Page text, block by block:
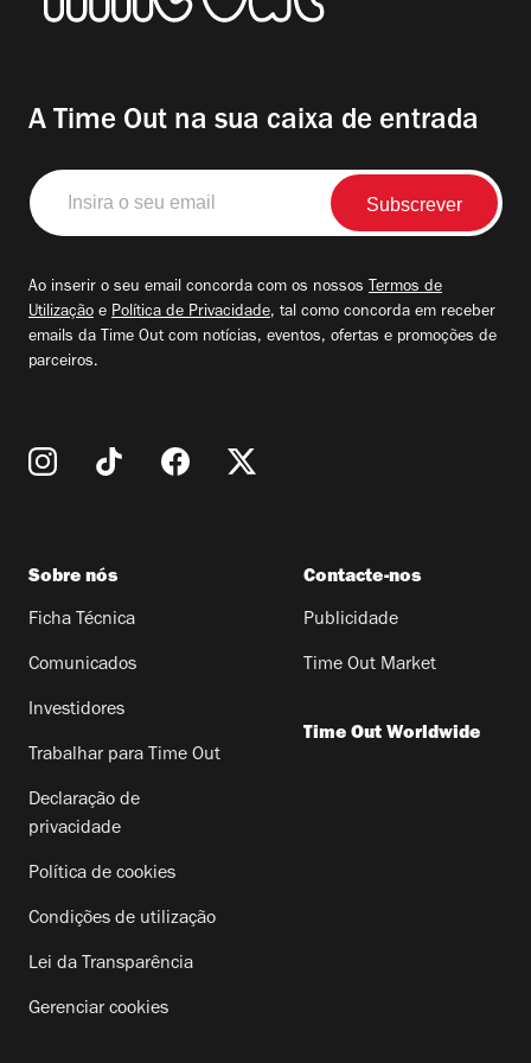
A Time Out na sua caixa de entrada
Insira
o
seu
Ao inserir o seu email concorda com os nossos Termos de
Utilização e Política de Privacidade, tal como concorda em receber
emails da Time Out com notícias, eventos, ofertas e promoções de
parceiros.
Sobre nós
Ficha Técnica
Comunicados
Investidores
Trabalhar para Time Out
Declaração de
privacidade
Política de cookies
Condições de utilização
Lei da Transparência
Gerenciar cookies
Contacte-nos
Publicidade
Time Out Market
Time Out Worldwide